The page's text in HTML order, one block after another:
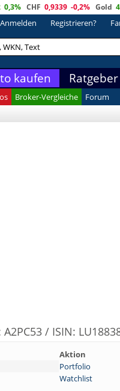
0,3% CHF 0,9339 -0,2% Gold
Anmelden Registrieren?
kaufen Ratgeber
Broker-Vergleiche
Forum
A2PC53 / ISIN:
Aktion
Portfolio
Watchlist